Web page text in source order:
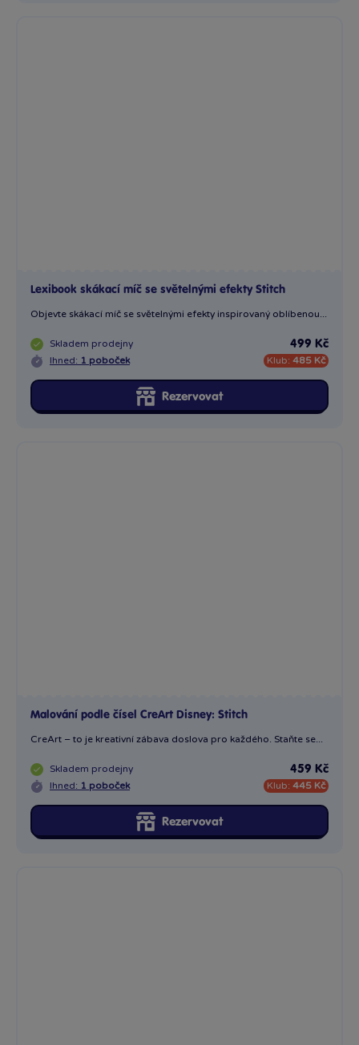
Lexibook skákací míč se světelnými efekty Stitch
Objevte skákací míč se světelnými efekty inspirovaný oblíbenou...
Skladem prodejny
Ihned: 1 poboček
499 Kč
Klub: 485 Kč
Rezervovat
Malování podle čísel CreArt Disney: Stitch
CreArt – to je kreativní zábava doslova pro každého. Staňte se...
Skladem prodejny
Ihned: 1 poboček
459 Kč
Klub: 445 Kč
Rezervovat